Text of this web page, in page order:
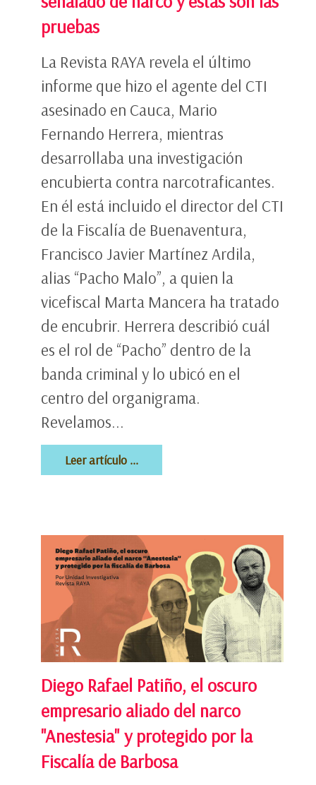
pruebas
La Revista RAYA revela el último
informe que hizo el agente del CTI
asesinado en Cauca, Mario
Fernando Herrera, mientras
desarrollaba una investigación
encubierta contra narcotraficantes.
En él está incluido el director del CTI
de la Fiscalía de Buenaventura,
Francisco Javier Martínez Ardila,
alias “Pacho Malo”, a quien la
vicefiscal Marta Mancera ha tratado
de encubrir. Herrera describió cuál
es el rol de “Pacho” dentro de la
banda criminal y lo ubicó en el
centro del organigrama.
Revelamos...
Leer artículo ...
Diego Rafael Patiño, el oscuro
empresario aliado del narco
"Anestesia" y protegido por la
Fiscalía de Barbosa